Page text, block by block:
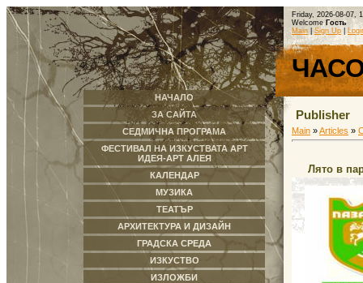
НАЧАЛО
ЗА САЙТА
СЕДМИЧНА ПРОГРАМА
ФЕСТИВАЛ НА ИЗКУСТВАТА АРТ
ИДЕЯ-АРТ АЛЕЯ
КАЛЕНДАР
МУЗИКА
ТЕАТЪР
АРХИТЕКТУРА И ДИЗАЙН
ГРАДСКА СРЕДА
ИЗКУСТВО
ИЗЛОЖБИ
Friday, 2026-08-07,
Welcome Гость
Main
Sign Up
Publisher
Main »Articles »
Лято в